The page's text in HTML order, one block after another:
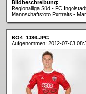
Bildbeschreibung:
Regionalliga Süd - FC
Mannschaftsfoto Portraits -
BO4_1086.JPG
Aufgenommen: 2012-07-03